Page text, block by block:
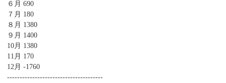
６月 690
７月 180
８月 1380
９月 1400
10月 1380
11月 170
12月 -1760
--------------------------------------